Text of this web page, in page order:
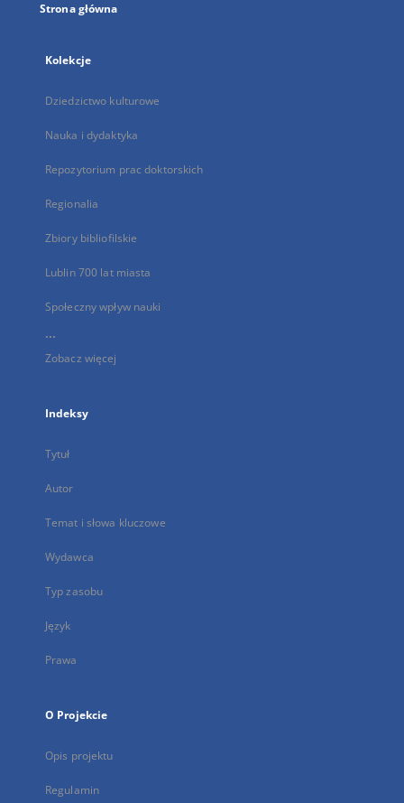
Strona główna
Kolekcje
Dziedzictwo kulturowe
Nauka i dydaktyka
Repozytorium prac doktorskich
Regionalia
Zbiory bibliofilskie
Lublin 700 lat miasta
Społeczny wpływ nauki
...
Zobacz więcej
Indeksy
Tytuł
Autor
Temat i słowa kluczowe
Wydawca
Typ zasobu
Język
Prawa
O Projekcie
Opis projektu
Regulamin